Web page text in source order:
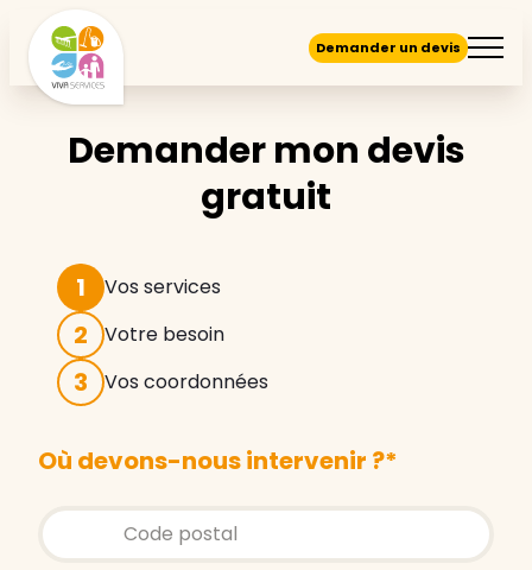
Demander un devis
Demander mon devis
gratuit
1 Vos services
2 Votre besoin
3 Vos coordonnées
Où devons-nous intervenir ?*
Store locator global - Autocompletion
Rechercher